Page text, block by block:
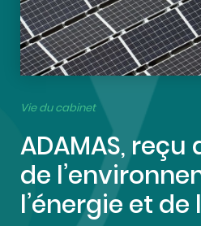
Vie du cabinet
ADAMAS,
de
l’énergie et